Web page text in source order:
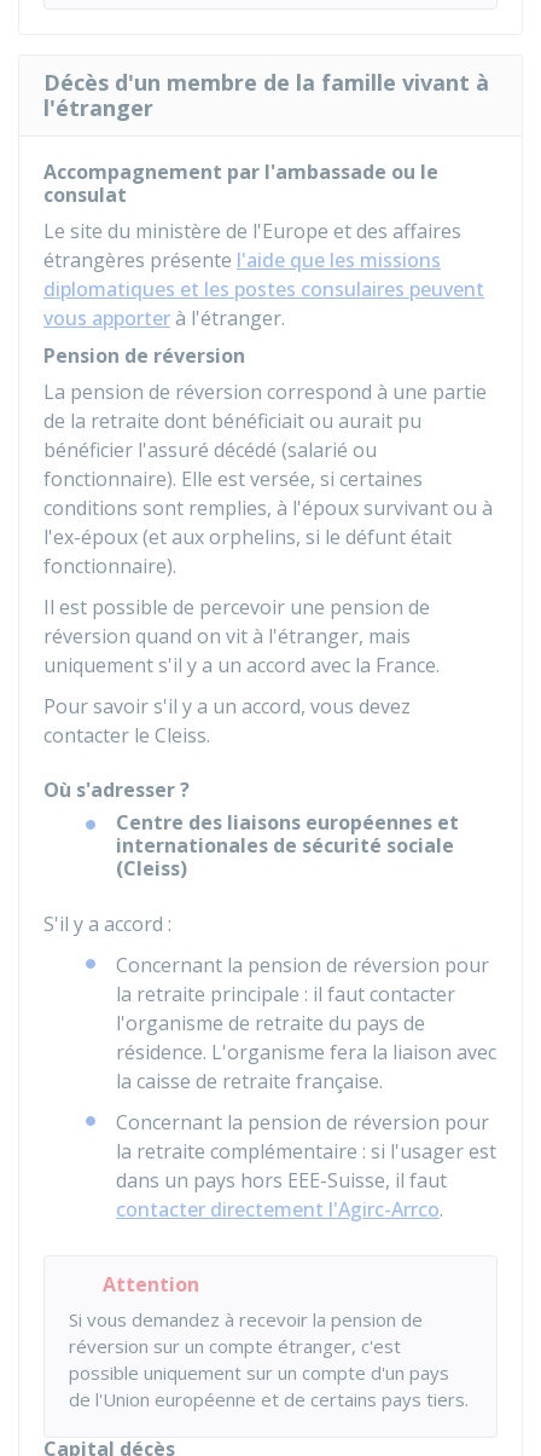
Décès d'un membre de la famille vivant à
l'étranger
Accompagnement par l'ambassade ou le
consulat
Le site du ministère de l'Europe et des affaires
étrangères présente l'aide que les missions
diplomatiques et les postes consulaires peuvent
vous apporterà l'étranger.
Pension de réversion
La pension de réversion correspond à une partie
de la retraite dont bénéficiait ou aurait pu
bénéficier l'assuré décédé (salarié ou
fonctionnaire). Elle est versée, si certaines
conditions sont remplies, à l'époux survivant ou à
l'ex-époux (et aux orphelins, si le défunt était
fonctionnaire).
Il est possible de percevoir une pension de
réversion quand on vit à l'étranger, mais
uniquement s'il y a un accord avec la France.
Pour savoir s'il y a un accord, vous devez
contacter le Cleiss.
Où s'adresser ?
Centre des liaisons européennes et
internationales de sécurité sociale
(Cleiss)
S'il y a accord :
Concernant la pension de réversion pour
la retraite principale : il faut contacter
l'organisme de retraite du pays de
résidence. L'organisme fera la liaison avec
la caisse de retraite française.
Concernant la pension de réversion pour
la retraite complémentaire : si l'usager est
dans un pays hors EEE-Suisse, il faut
contacter directement l'Agirc-Arrco.
Attention
Si vous demandez à recevoir la pension de
réversion sur un compte étranger, c'est
possible uniquement sur un compte d'un pays
de l'Union européenne et de certains pays tiers.
Capital décès